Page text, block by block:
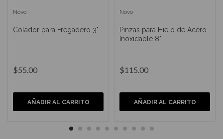
Novo
Colador para Fregadero 3"
$55.00
AÑADIR AL CARRITO
Novo
Pinzas para Hielo de Acero
Inoxidable 8"
$115.00
AÑADIR AL CARRITO